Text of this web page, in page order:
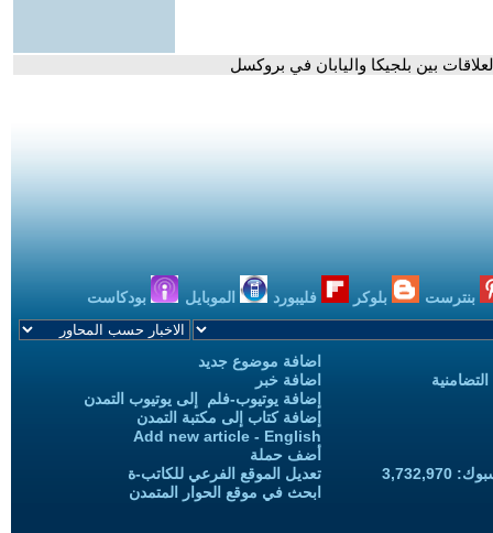
بنترست بلوكر فليبورد الموبايل بودكاست
اضافة موضوع جديد
اضافة خبر
إضافة يوتيوب-فلم إلى يوتيوب التمدن
إضافة كتاب إلى مكتبة التمدن
Add new article - English
أضف حملة
تعديل الموقع الفرعي للكاتب-ة
ابحث في موقع الحوار المتمدن